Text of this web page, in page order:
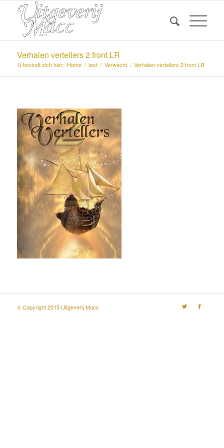
Verhalen vertellers 2 front LR
U bevindt zich hier: Home / test / Verwacht / Verhalen vertellers 2 front LR
© Copyright 2015 Uitgeverij Macc